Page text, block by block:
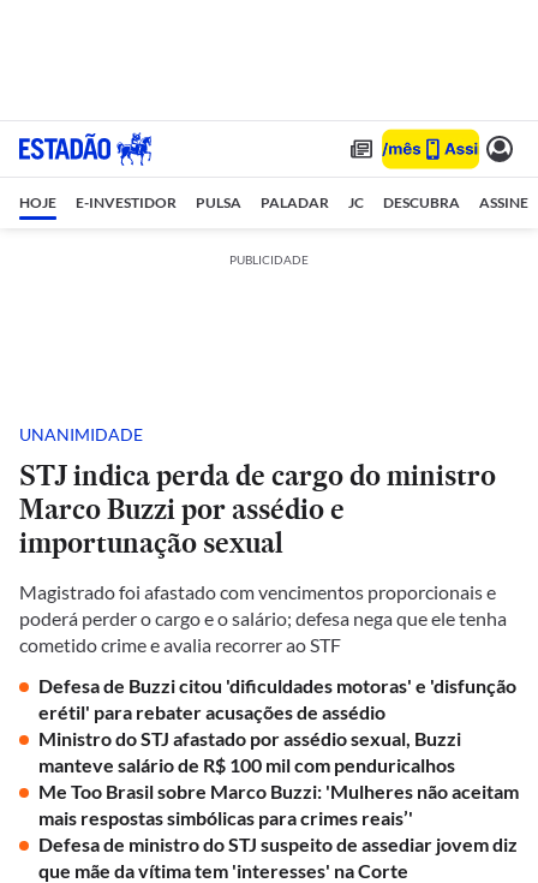
HOJE E-INVESTIDOR PULSA PALADAR JC DESCUBRA ASSINE
PUBLICIDADE
UNANIMIDADE
STJ indica perda de cargo do ministro
Marco Buzzi por assédio e
importunação sexual
Magistrado foi afastado com vencimentos proporcionais e
poderá perder o cargo e o salário; defesa nega que ele tenha
cometido crime e avalia recorrer ao STF
Defesa de Buzzi citou 'dificuldades motoras' e 'disfunção
erétil' para rebater acusações de assédio
Ministro do STJ afastado por assédio sexual, Buzzi
manteve salário de R$ 100 mil com penduricalhos
Me Too Brasil sobre Marco Buzzi: 'Mulheres não aceitam
mais respostas simbólicas para crimes reais’'
Defesa de ministro do STJ suspeito de assediar jovem diz
que mãe da vítima tem 'interesses' na Corte